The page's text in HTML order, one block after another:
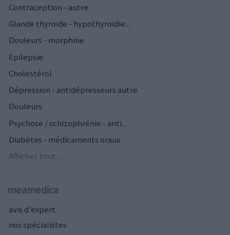
Contraception - autre
Glande thyroïde - hypothyroïdie...
Douleurs - morphine
Epilepsie
Cholestérol
Dépression - antidépresseurs autre
Douleurs
Psychose / schizophrénie - anti...
Diabètes - médicaments oraux
Affichez tout...
meamedica
avis d’expert
nos spécialistes